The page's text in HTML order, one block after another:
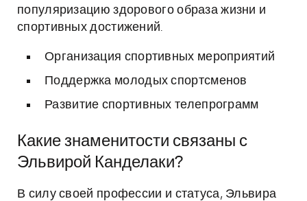
популяризацию здорового образа жизни и
спортивных достижений.
Организация спортивных мероприятий
Поддержка молодых спортсменов
Развитие спортивных телепрограмм
Какие знаменитости связаны с
Эльвирой Канделаки?
В силу своей профессии и статуса, Эльвира